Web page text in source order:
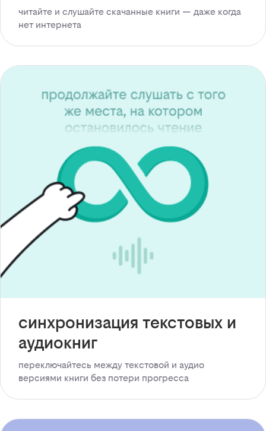
читайте и слушайте скачанные книги — даже когда
нет интернета
синхронизация текстовых и
аудиокниг
переключайтесь между текстовой и аудио
версиями книги без потери прогресса